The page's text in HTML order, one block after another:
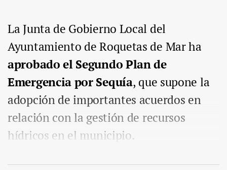
La Junta de Gobierno Local del
Ayuntamiento de Roquetas de Mar ha
aprobado el Segundo Plan de
Emergencia por Sequía, que supone la
adopción de importantes acuerdos en
relación con la gestión de recursos
hídricos en el municipio.